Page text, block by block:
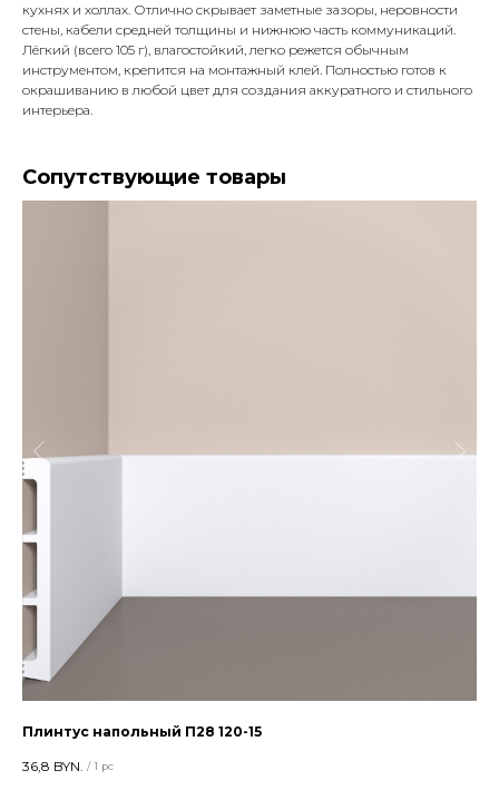
кухнях и холлах. Отлично скрывает заметные зазоры, неровности
стены, кабели средней толщины и нижнюю часть коммуникаций.
Лёгкий (всего 105 г), влагостойкий, легко режется обычным
инструментом, крепится на монтажный клей. Полностью готов к
окрашиванию в любой цвет для создания аккуратного и стильного
интерьера.
Сопутствующие товары
Плинтус напольный П28 120-15
36,8 BYN. / 1 pc